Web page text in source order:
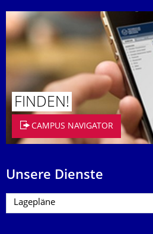
FINDEN!
CAMPUS NAVIGATOR
Unsere Dienste